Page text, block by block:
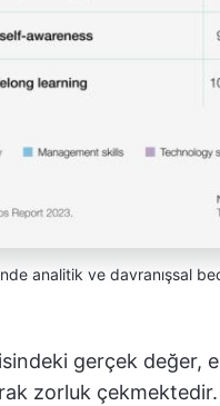
analitik ve davranışsal
gerçek değer,
zorluk çekmektedir.